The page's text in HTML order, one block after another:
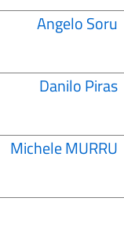
Angelo Soru
Danilo Piras
Michele MURRU